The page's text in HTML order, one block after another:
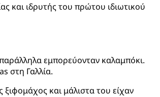
και ιδρυτής του πρώτου ιδιωτικού
εμπορεύονταν καλαμπόκι.
στη Γαλλία.
και μάλιστα του είχαν